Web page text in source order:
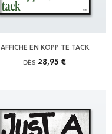
AFFICHE EN KOPP TE TACK
DÈS 28,95 €